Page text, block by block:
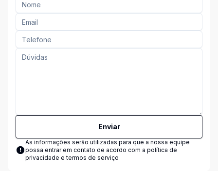
Enviar
As informações serão utilizadas para que a nossa equipe
possa entrar em contato de acordo com a política de
privacidade e termos de serviço